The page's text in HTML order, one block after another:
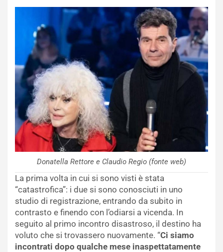
Donatella Rettore e Claudio Regio (fonte web)
La prima volta in cui si sono visti è stata
“catastrofica”: i due si sono conosciuti in uno
studio di registrazione, entrando da subito in
contrasto e finendo con l’odiarsi a vicenda. In
seguito al primo incontro disastroso, il destino ha
voluto che si trovassero nuovamente. “Ci siamo
incontrati dopo qualche mese inaspettatamente